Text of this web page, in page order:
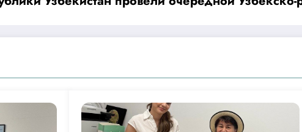
для развития животноводства,